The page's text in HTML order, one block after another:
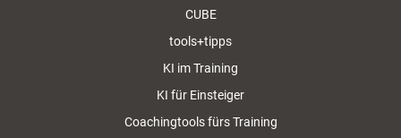
CUBE
tools+tipps
KI im Training
KI für Einsteiger
Coachingtools fürs Training